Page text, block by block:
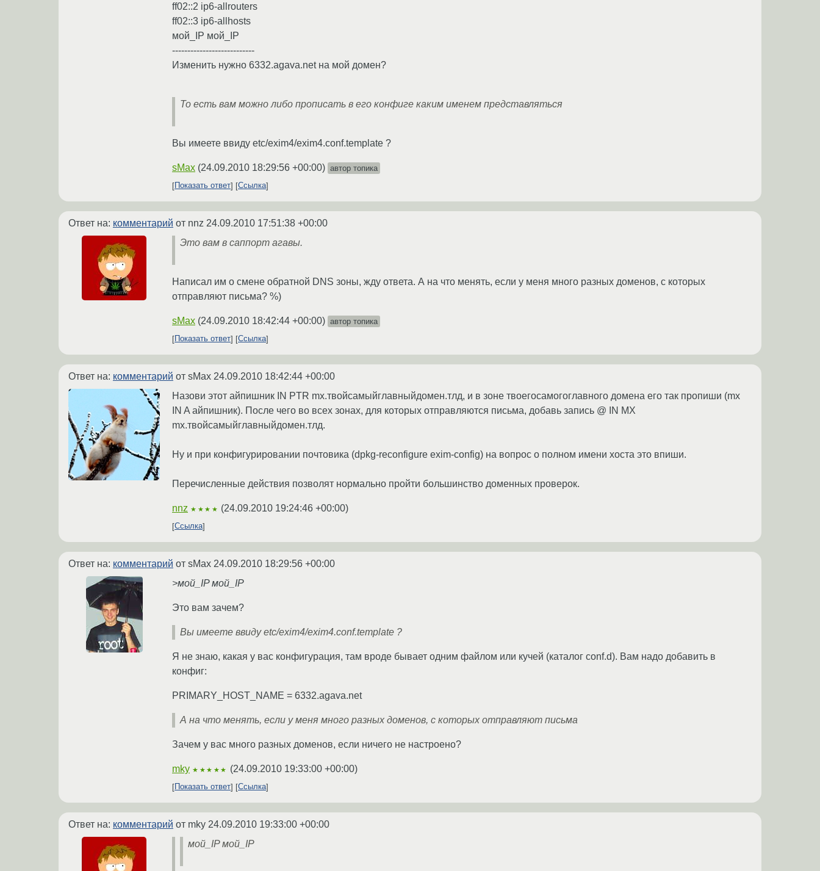
ff02::2 ip6-allrouters
ff02::3 ip6-allhosts
мой_IP мой_IP
---------------------------
Изменить нужно 6332.agava.net на мой домен?
То есть вам можно либо прописать в его конфиге каким именем представляться
Вы имеете ввиду etc/exim4/exim4.conf.template ?
sMax (24.09.2010 18:29:56 +00:00) автор топика
Показать ответ
Ссылка
Ответ на: комментарий от nnz 24.09.2010 17:51:38 +00:00
Это вам в саппорт агавы.
Написал им о смене обратной DNS зоны, жду ответа. А на что менять, если у меня много разных доменов, с которых
отправляют письма? %)
sMax (24.09.2010 18:42:44 +00:00) автор топика
Показать ответ
Ссылка
Ответ на: комментарий от sMax 24.09.2010 18:42:44 +00:00
Назови этот айпишник IN PTR mx.твойсамыйглавныйдомен.тлд, и в зоне твоегосамогоглавного домена его так пропиши (mx
IN A айпишник). После чего во всех зонах, для которых отправляются письма, добавь запись @ IN MX
mx.твойсамыйглавныйдомен.тлд.
Ну и при конфигурировании почтовика (dpkg-reconfigure exim-config) на вопрос о полном имени хоста это впиши.
Перечисленные действия позволят нормально пройти большинство доменных проверок.
nnz ★★★★ (24.09.2010 19:24:46 +00:00)
Ссылка
Ответ на: комментарий от sMax 24.09.2010 18:29:56 +00:00
>мой_IP мой_IP
Это вам зачем?
Вы имеете ввиду etc/exim4/exim4.conf.template ?
Я не знаю, какая у вас конфигурация, там вроде бывает одним файлом или кучей (каталог conf.d). Вам надо добавить в
конфиг:
PRIMARY_HOST_NAME = 6332.agava.net
А на что менять, если у меня много разных доменов, с которых отправляют письма
Зачем у вас много разных доменов, если ничего не настроено?
mky ★★★★★ (24.09.2010 19:33:00 +00:00)
Показать ответ Ссылка
Ответ на: комментарий от mky 24.09.2010 19:33:00 +00:00
мой_IP мой_IP